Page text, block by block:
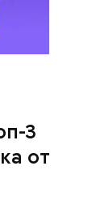
3
от